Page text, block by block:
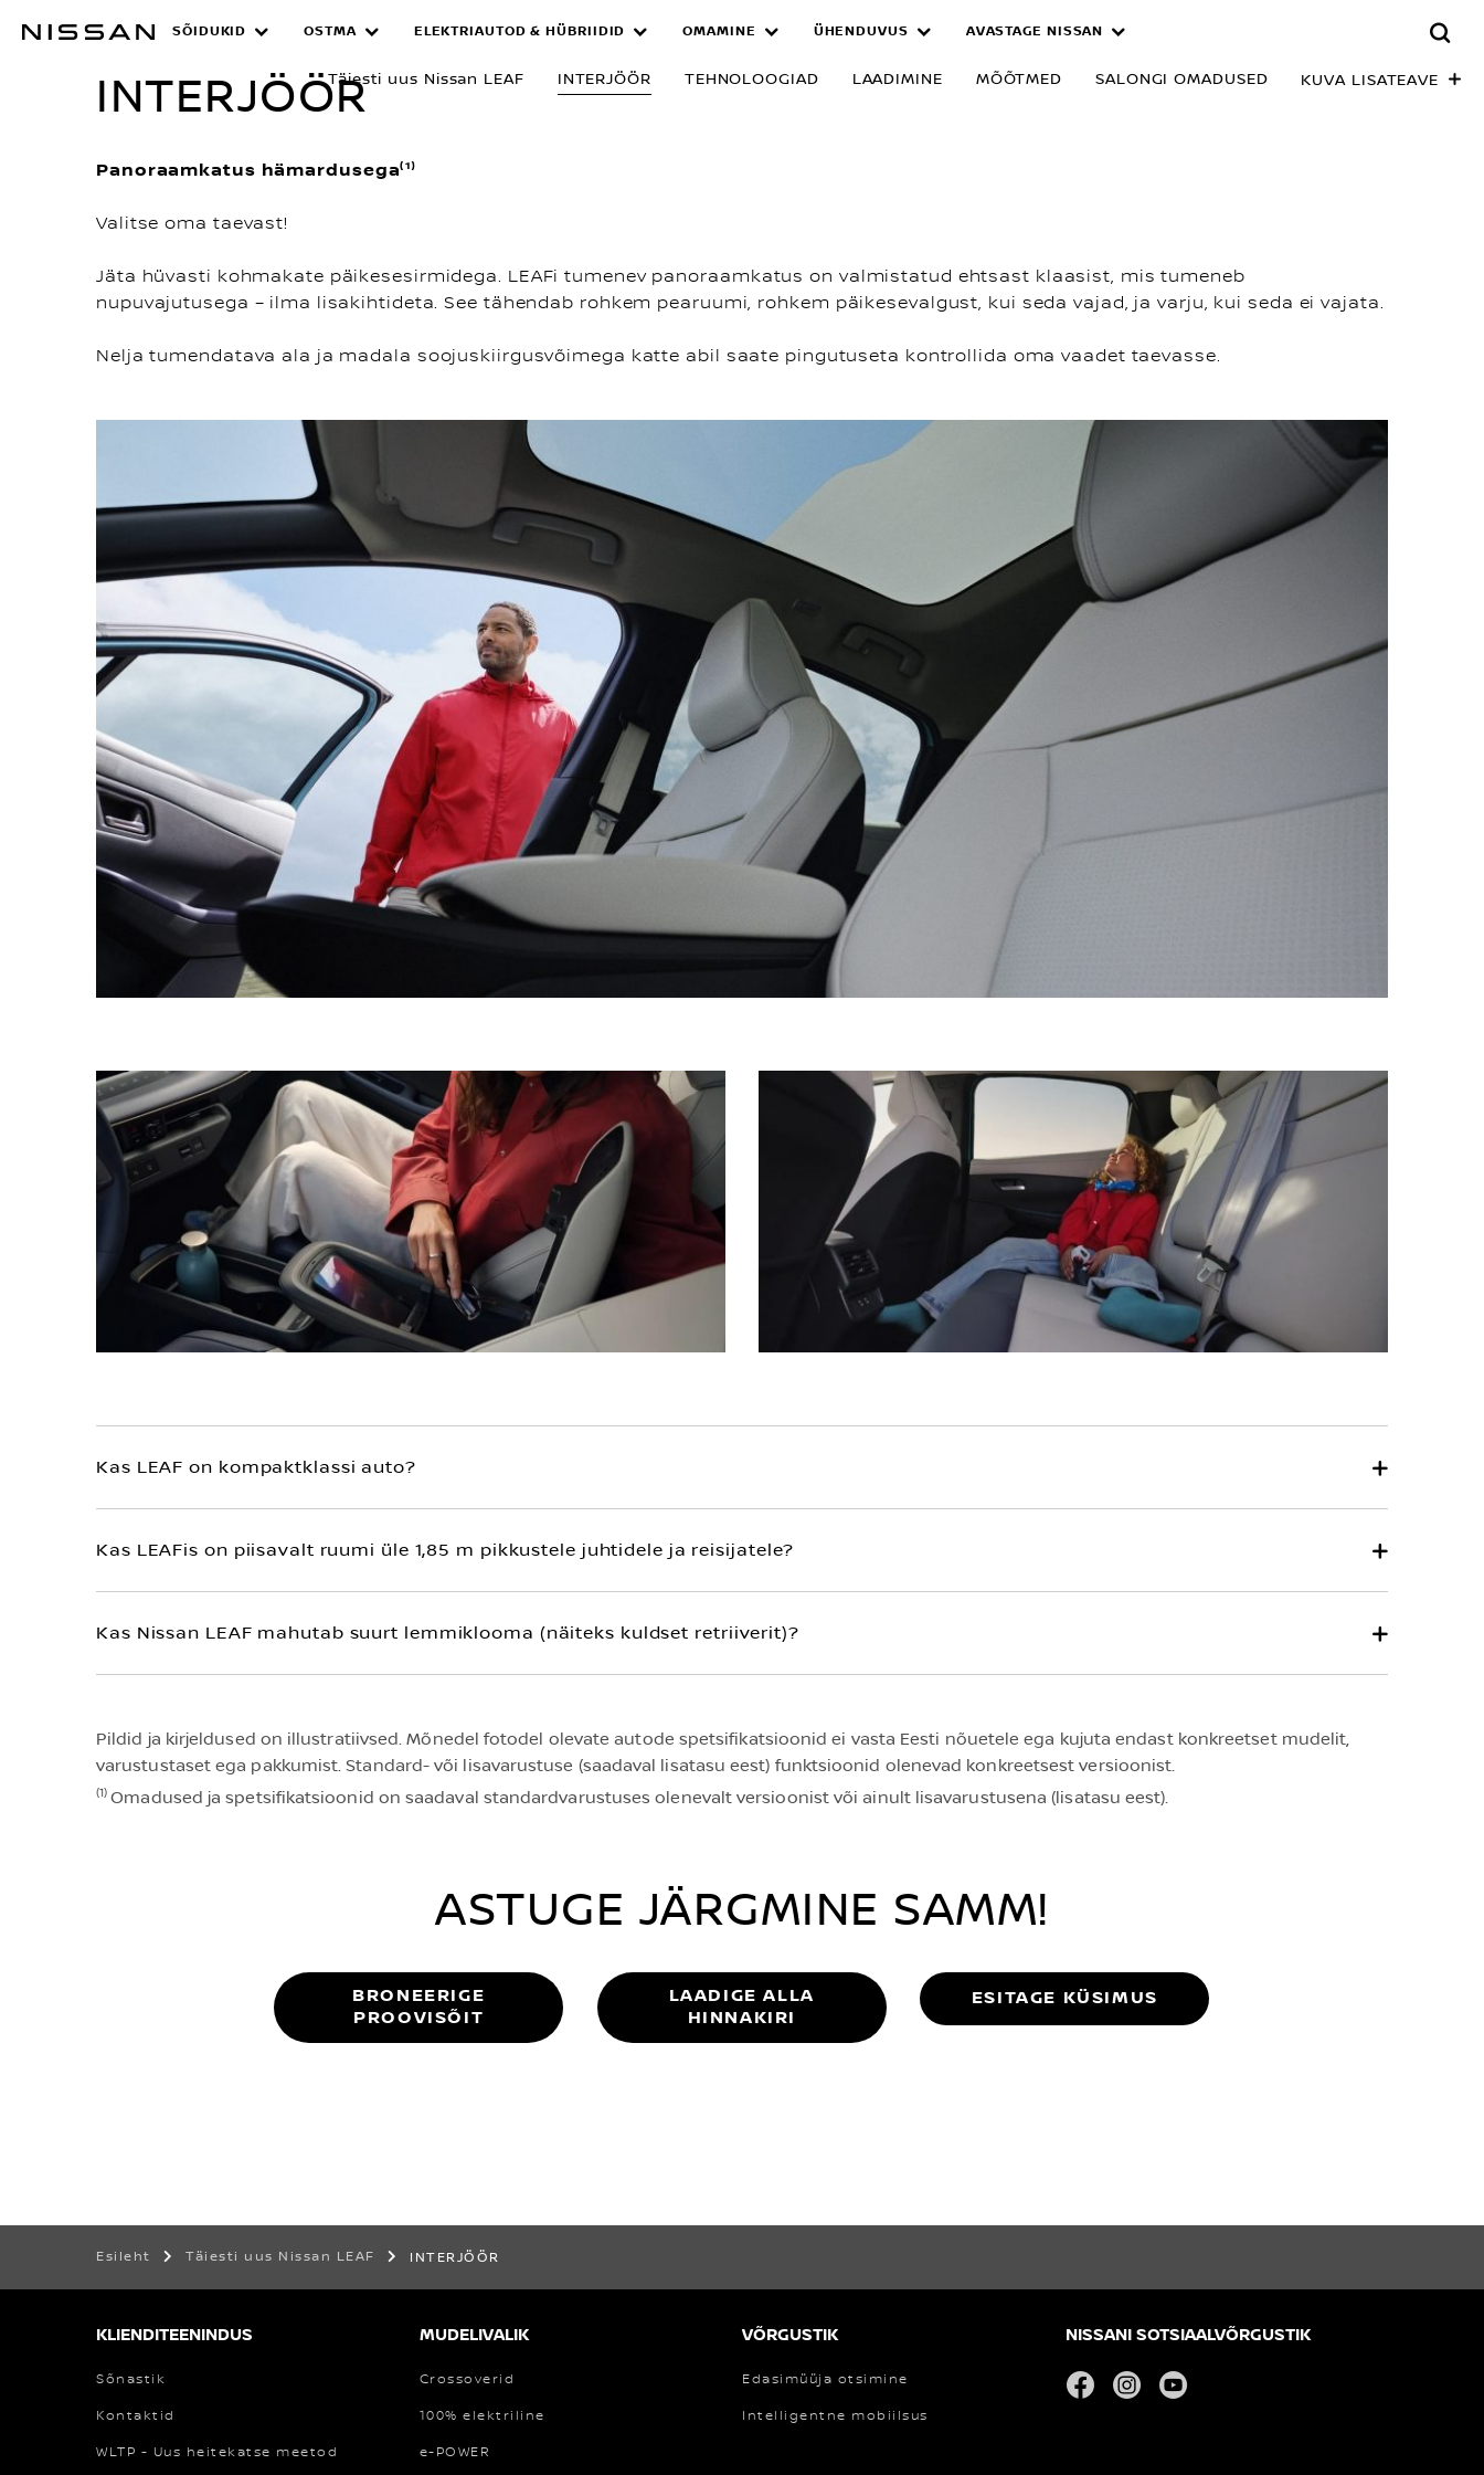
põhisisuINTERJÖÖR
SÕIDUKID OSTMA ELEKTRIAUTOD & HÜBRIIDID OMAMINE ÜHENDUVUS AVASTAGE NISSAN
Täiesti uus Nissan LEAF INTERJÖÖR TEHNOLOOGIAD LAADIMINE MÕÕTMED SALONGI OMADUSED KUVA LISATEAVE
INTERJÖÖR
Panoraamkatus hämardusega⁽¹⁾
Valitse oma taevast!
Jäta hüvasti kohmakate päikesesirmidega. LEAFi tumenev panoraamkatus on valmistatud ehtsast klaasist, mis tumeneb
nupuvajutusega – ilma lisakihtideta. See tähendab rohkem pearuumi, rohkem päikesevalgust, kui seda vajad, ja varju, kui seda ei vajata.
Nelja tumendatava ala ja madala soojuskiirgusvõimega katte abil saate pingutuseta kontrollida oma vaadet taevasse.
Kas LEAF on kompaktklassi auto?
Kas LEAFis on piisavalt ruumi üle 1,85 m pikkustele juhtidele ja reisijatele?
Kas Nissan LEAF mahutab suurt lemmiklooma (näiteks kuldset retriiverit)?
Pildid ja kirjeldused on illustratiivsed. Mõnedel fotodel olevate autode spetsifikatsioonid ei vasta Eesti nõuetele ega kujuta endast konkreetset mudelit,
varustustaset ega pakkumist. Standard- või lisavarustuse (saadaval lisatasu eest) funktsioonid olenevad konkreetsest versioonist.
(1) Omadused ja spetsifikatsioonid on saadaval standardvarustuses olenevalt versioonist või ainult lisavarustusena (lisatasu eest).
ASTUGE JÄRGMINE SAMM!
BRONEERIGE
PROOVISÕIT
LAADIGE ALLA
HINNAKIRI
ESITAGE KÜSIMUS
Esileht Täiesti uus Nissan LEAF INTERJÖÖR
KLIENDITEENINDUS
Sõnastik
Kontaktid
WLTP - Uus heitekatse meetod
MUDELIVALIK
Crossoverid
100% elektriline
e-POWER
VÕRGUSTIK
Edasimüüja otsimine
Intelligentne mobiilsus
NISSANI SOTSIAALVÕRGUSTIK
facebookinstagram